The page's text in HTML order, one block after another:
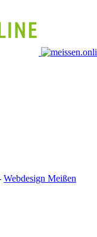
Webdesign Meißen